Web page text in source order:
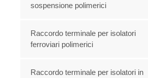
sospensione polimerici
Raccordo terminale per isolatori
ferroviari polimerici
Raccordo terminale per isolatori in